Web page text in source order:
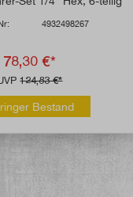
4932498267
78,30 €*
124,83 €*
Bestand